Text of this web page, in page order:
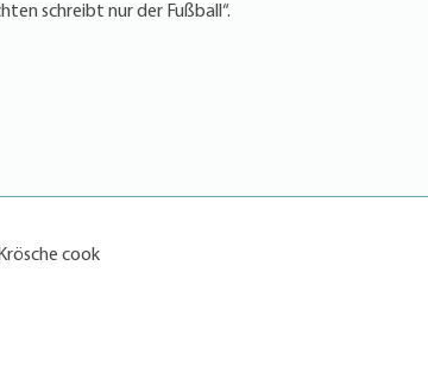
schreibt nur der Fußball“.
cook